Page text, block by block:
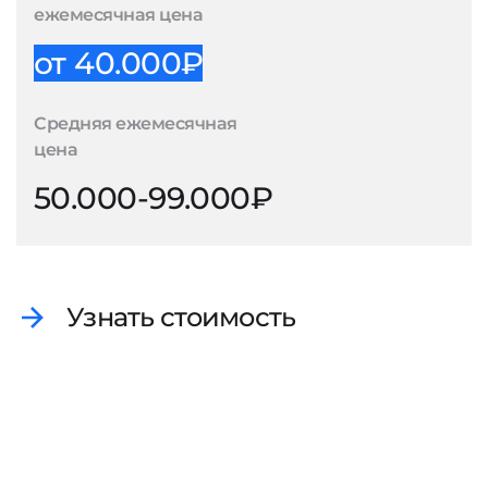
ежемесячная цена
от 40.000₽
Средняя ежемесячная
цена
50.000-99.000₽
Узнать стоимость